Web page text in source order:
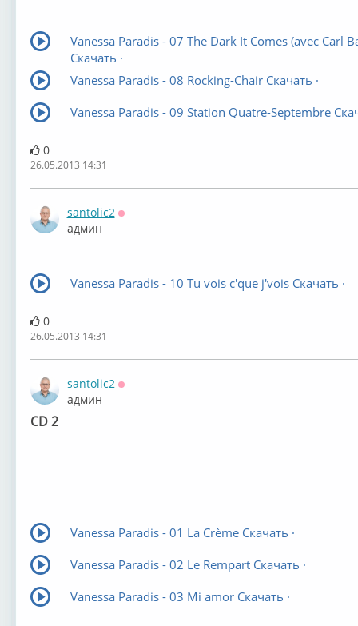
Vanessa Paradis - 07 The Dark It Comes (avec Carl
Скачать ·
Vanessa Paradis - 08 Rocking-Chair Скачать ·
Vanessa Paradis - 09 Station Quatre-Septembre
0
26.05.2013 14:31
santolic2
админ
Vanessa Paradis - 10 Tu vois c'que j'vois Скачать ·
0
26.05.2013 14:31
santolic2
админ
CD 2
Vanessa Paradis - 01 La Crème Скачать ·
Vanessa Paradis - 02 Le Rempart Скачать ·
Vanessa Paradis - 03 Mi amor Скачать ·